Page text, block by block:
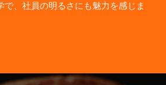
で、社員の明るさにも魅力を感じま